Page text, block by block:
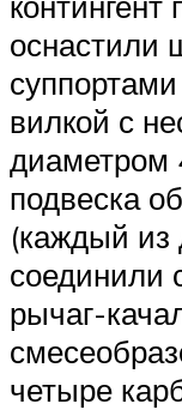
оснастили
вилкой с
диаметром
подвеска
(каждый из
соединили
рычаг-
четыре